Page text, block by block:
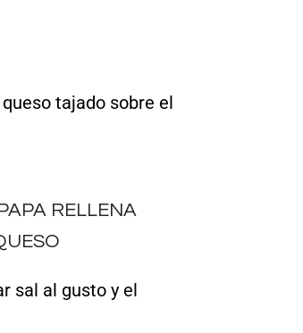
tajado sobre el
sal al gusto y el